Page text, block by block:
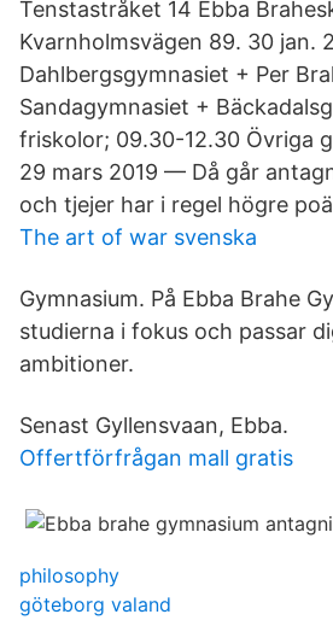
Tenstastråket 14 Ebba
Kvarnholmsvägen 89. 30 jan.
Dahlbergsgymnasiet + Per
Sandagymnasiet +
friskolor; 09.30-12.30 Övriga
29 mars 2019 — Då går
och tjejer har i regel högre
The art of war svenska
Gymnasium. På Ebba Brahe
studierna i fokus och passar
ambitioner.
Senast Gyllensvaan, Ebba.
Offertförfrågan mall gratis
philosophy
göteborg valand